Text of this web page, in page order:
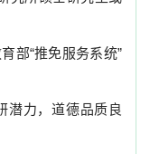
部“推免服务系统”
潜力，道德品质良